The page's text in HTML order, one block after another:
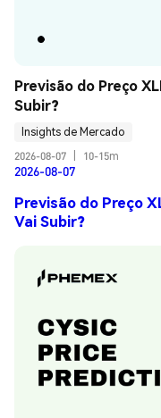
Previsão do Preço
Subir?
Insights de Mercado
2026-08-07
10-15m
2026-08-07
Previsão do Preço
Vai Subir?